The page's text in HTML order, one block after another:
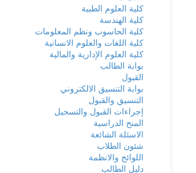
كلية العلوم الطبية
كلية الهندسة
كلية الحاسوب ونظم المعلومات
كلية اللغات والعلوم الانسانية
كلية العلوم الإدارية والمالية
بوابة الطالب
القبول
بوابة التنسيق الالكتروني
التنسيق والقبول
إجراءات القبول والتسجيل
المنح الدراسية
الاسئلة الشائعة
شئون الطلاب
اللوائح والانظمة
دليل الطالب